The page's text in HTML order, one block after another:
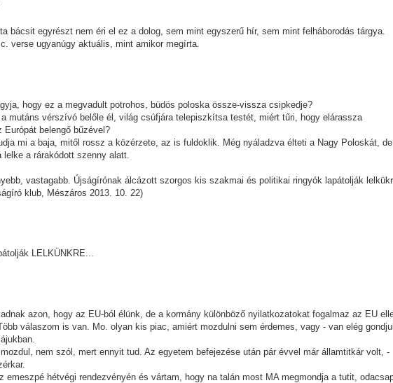
bácsit egyrészt nem éri el ez a dolog, sem mint egyszerű hír, sem mint felháborodás tárgya.
verse ugyanúgy aktuális, mint amikor megírta.
hogy ez a megvadult potrohos, büdös poloska össze-vissza csipkedje?
mutáns vérszívó belőle él, világ csúfjára telepiszkítsa testét, miért tűri, hogy elárassza
belengő bűzével?
mi a baja, mitől rossz a közérzete, az is fuldoklik. Még nyáladzva élteti a Nagy Poloskát, de
a rárakódott szenny alatt.
vastagabb. Újságírónak álcázott szorgos kis szakmai és politikai ringyók lapátolják
klub, Mészáros 2013. 10. 22)
LELKÜNKRE...
azon, hogy az EU-ból élünk, de a kormány különböző nyilatkozatokat fogalmaz az EU
válaszom is van. Mo. olyan kis piac, amiért mozdulni sem érdemes, vagy - van elég
nem szól, mert ennyit tud. Az egyetem befejezése után pár évvel már államtitkár volt, -
emeszpé hétvégi rendezvényén és vártam, hogy na talán most MA megmondja a tutit,